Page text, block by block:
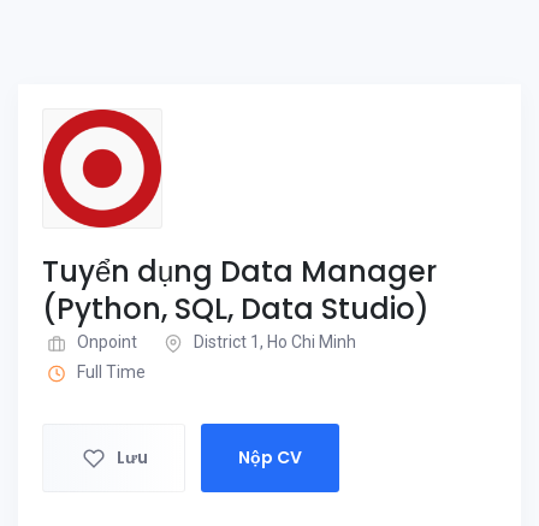
Tuyển dụng Data Manager
(Python, SQL, Data Studio)
Onpoint
District 1, Ho Chi Minh
Full Time
Lưu Nộp CV